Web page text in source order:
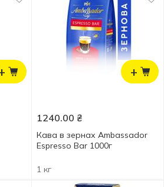
+
1240.00 ₴
Кава в зернах Ambassador
Espresso Bar 1000г
1 кг